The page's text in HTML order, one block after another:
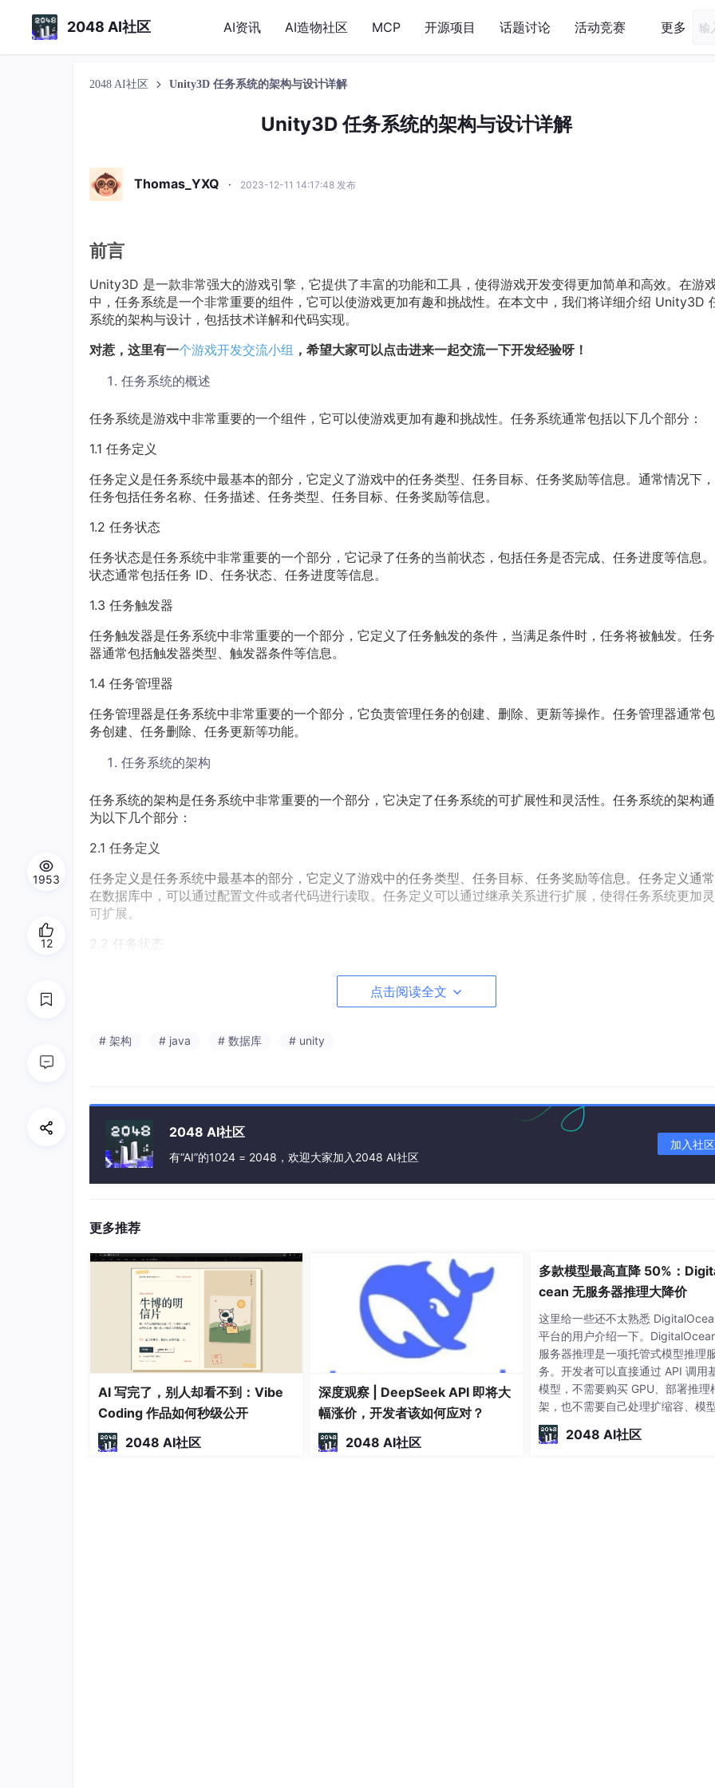
2048 AI社区 AI资讯 AI造物社区 MCP 开源项目 话题讨论 活动竞赛 更多
2048 AI社区 Unity3D 任务系统的架构与设计详解
Unity3D 任务系统的架构与设计详解
Thomas_YXQ · 2023-12-11 14:17:48 发布
前言
Unity3D 是一款非常强大的游戏引擎，它提供了丰富的功能和工具，使得游戏开发变得更加简单和高效。在游
中，任务系统是一个非常重要的组件，它可以使游戏更加有趣和挑战性。在本文中，我们将详细介绍 Unity3D
系统的架构与设计，包括技术详解和代码实现。
对惹，这里有一个游戏开发交流小组 ，希望大家可以点击进来一起交流一下开发经验呀！
任务系统的概述
任务系统是游戏中非常重要的一个组件，它可以使游戏更加有趣和挑战性。任务系统通常包括以下几个部分：
1.1 任务定义
任务定义是任务系统中最基本的部分，它定义了游戏中的任务类型、任务目标、任务奖励等信息。通常情况下
任务包括任务名称、任务描述、任务类型、任务目标、任务奖励等信息。
1.2 任务状态
任务状态是任务系统中非常重要的一个部分，它记录了任务的当前状态，包括任务是否完成、任务进度等信息
状态通常包括任务 ID、任务状态、任务进度等信息。
1.3 任务触发器
任务触发器是任务系统中非常重要的一个部分，它定义了任务触发的条件，当满足条件时，任务将被触发。任
器通常包括触发器类型、触发器条件等信息。
1.4 任务管理器
任务管理器是任务系统中非常重要的一个部分，它负责管理任务的创建、删除、更新等操作。任务管理器通常
务创建、任务删除、任务更新等功能。
任务系统的架构
任务系统的架构是任务系统中非常重要的一个部分，它决定了任务系统的可扩展性和灵活性。任务系统的架构
为以下几个部分：
2.1 任务定义
任务定义是任务系统中最基本的部分，它定义了游戏中的任务类型、任务目标、任务奖励等信息。任务定义通
在数据库中，可以通过配置文件或者代码进行读取。任务定义可以通过继承关系进行扩展，使得任务系统更加
可扩展。
2.2 任务状态
任务状态是任务系统中非常重要的一个部分，它记录了任务的当前状态，包括任务是否完成、任务进度等信息。
状态通常存储在数据库中，可以通过代码进行读取和更新。任务状态可以通过继承关系进行扩展，使得任务系统
2.3 任务触发器
灵活和可扩展。
2.4 任务管理器
任务管理器是任务系统中非常重要的一个部分，它负责管理任务的创建、删除、更新等操作。任务管理器通常包
务创建、任务删除、任务更新等功能。任务管理器可以通过代码进行实现，也可以使用 Unity3D 提供的组件进
任务系统的设计
任务系统的设计是任务系统中非常重要的一个部分，它决定了任务系统的性能和功能。任务系统的设计通常包括
3.1 任务定义
任务定义是任务系统中最基本的部分，它定义了游戏中的任务类型、任务目标、任务奖励等信息。任务定义通常
XML 或者 JSON 格式进行存储，可以通过代码进行读取和更新。
3.2 任务状态
任务状态是任务系统中非常重要的一个部分，它记录了任务的当前状态，包括任务是否完成、任务进度等信息。
状态通常采用数据库进行存储，可以通过代码进行读取和更新。
点击阅读全文
# 架构 # java # 数据库 # unity
2048 AI社区
有“AI”的1024 = 2048，欢迎大家加入2048 AI社区
加入社区
更多推荐
AI 写完了，别人却看不到：Vibe
Coding 作品如何秒级公开
2048 AI社区
深度观察 | DeepSeek API 即将大
幅涨价，开发者该如何应对？
2048 AI社区
多款模型最高直降 50%：
cean 无服务器推理大降价
这里给一些还不太熟悉
平台的用户介绍一下。
服务器推理是一项托管式模型推理
务。开发者可以直接通过 API 调用
模型，不需要购买 GPU、部署推理
架，也不需要自己处理扩缩容、模
级和底层基础设施运维。目前，
Ocean Inference 提供 70 多款模型
2048 AI社区
1953
12